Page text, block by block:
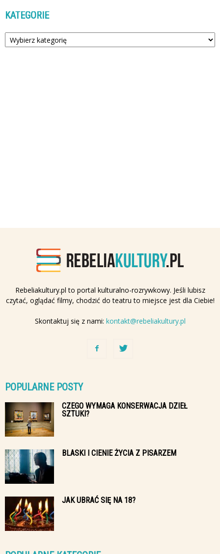
KATEGORIE
Kategorie
Rebeliakultury.pl to portal kulturalno-rozrywkowy. Jeśli lubisz
czytać, oglądać filmy, chodzić do teatru to miejsce jest dla Ciebie!
Skontaktuj się z nami: kontakt@rebeliakultury.pl
POPULARNE POSTY
CZEGO WYMAGA KONSERWACJA DZIEŁ
SZTUKI?
BLASKI I CIENIE ŻYCIA Z PISARZEM
JAK UBRAĆ SIĘ NA 18?